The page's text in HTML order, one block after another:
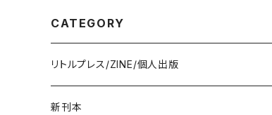
CATEGORY
リトルプレス/ZINE/個人出版
新刊本